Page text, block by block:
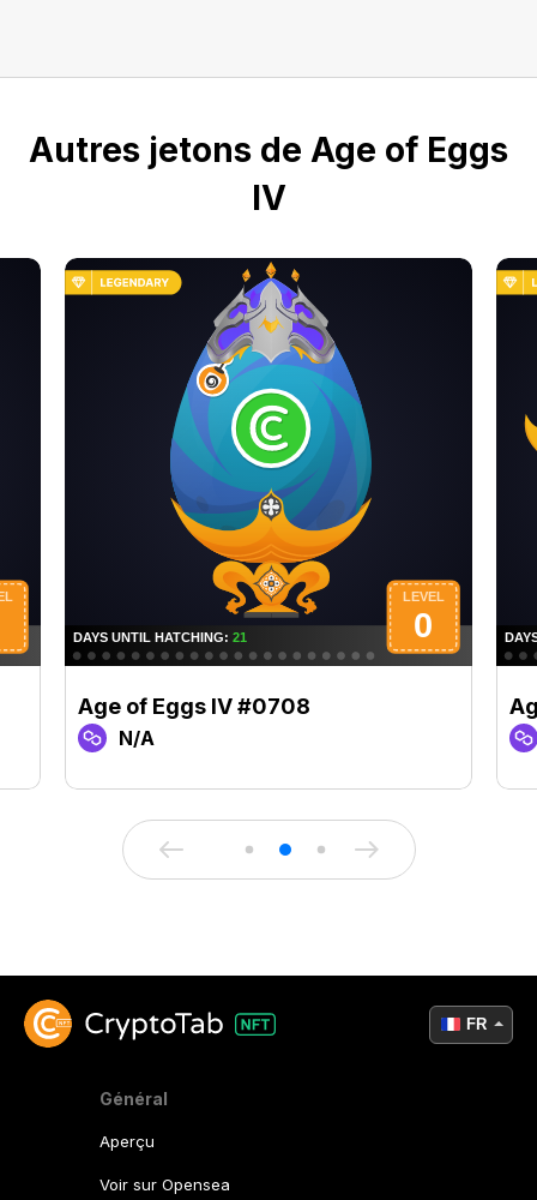
Autres jetons de Age of Eggs
IV
Age of Eggs IV #0708
N/A
Général
Aperçu
Voir sur Opensea
FR